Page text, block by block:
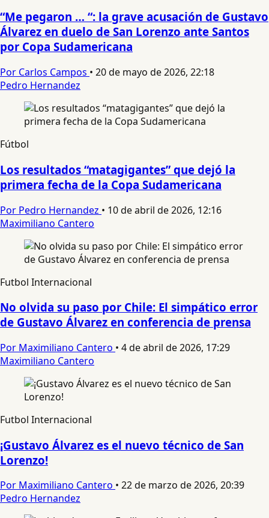
“Me pegaron … “: la grave acusación de Gustavo
Álvarez en duelo de San Lorenzo ante Santos
por Copa Sudamericana
Por Carlos Campos • 20 de mayo de 2026, 22:18
Pedro Hernandez
Fútbol
Los resultados “matagigantes” que dejó la
primera fecha de la Copa Sudamericana
Por Pedro Hernandez • 10 de abril de 2026, 12:16
Maximiliano Cantero
Futbol Internacional
No olvida su paso por Chile: El simpático error
de Gustavo Álvarez en conferencia de prensa
Por Maximiliano Cantero • 4 de abril de 2026, 17:29
Maximiliano Cantero
Futbol Internacional
¡Gustavo Álvarez es el nuevo técnico de San
Lorenzo!
Por Maximiliano Cantero • 22 de marzo de 2026, 20:39
Pedro Hernandez